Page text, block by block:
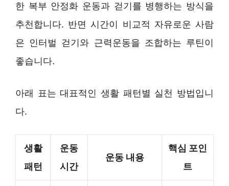
한 복부 안정화 운동과 걷기를 병행하는 방식을
추천합니다. 반면 시간이 비교적 자유로운 사람
은 인터벌 걷기와 근력운동을 조합하는 루틴이
좋습니다.
아래 표는 대표적인 생활 패턴별 실천 방법입니
다.
생활
패턴
운동
시간
운동 내용
핵심 포인
트